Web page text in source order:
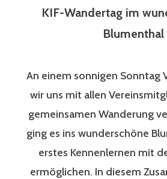
KIF-Wandertag im
Blumenthal
An einem sonnigen Sonntag
wir uns mit allen
gemeinsamen Wanderung
ging es ins wunderschöne
erstes Kennenlernen mit
ermöglichen. In diesem